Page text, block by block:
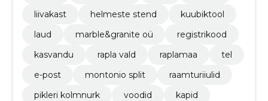
liivakast
helmeste stend
kuubiktool
laud
marble&granite oü
registrikood
kasvandu
rapla vald raplamaa
tel
e-post
montonio split
raamturiiulid
pikleri kolmnurk
voodid
kapid